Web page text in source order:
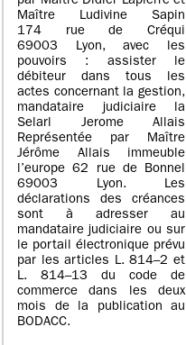
Maître Ludivine Sapin
174 rue de Créqui
69003 Lyon, avec les
pouvoirs : assister le
débiteur dans tous les
actes concernant la gestion,
mandataire judiciaire la
Selarl Jerome Allais
Représentée par Maître
Jérôme Allais immeuble
l’europe 62 rue de Bonnel
69003 Lyon. Les
déclarations des créances
sont à adresser au
mandataire judiciaire ou sur
le portail électronique prévu
par les articles L. 814–2 et
L. 814–13 du code de
commerce dans les deux
mois de la publication au
BODACC.